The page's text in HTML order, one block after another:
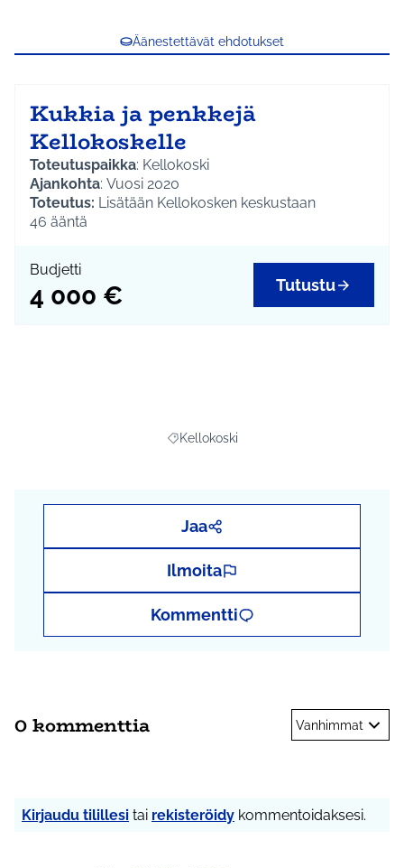
Äänestettävät ehdotukset
Kukkia ja penkkejä
Kellokoskelle
Toteutuspaikka: Kellokoski
Ajankohta: Vuosi 2020
Toteutus: Lisätään Kellokosken keskustaan
kesäkukkatorni ja penkki, hankitaan kukkasipuleita
istutus talkootyönä.
Kokonaisbudjetti:
Voit seurata ja kertoa projektista sosiaalisen median
46 ääntä
Budjetti
4 000 € Tutustu
Rajaa tulokset aihepiirin mukaan:
Kellokoski
Jaa
Ilmoita
Kommentti
0 kommenttia Vanhimmat
Kirjaudu tilillesi tai rekisteröidy kommentoidaksesi.